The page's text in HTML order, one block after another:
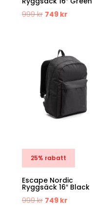
999kr Det
999 kr.
749 krDet
749 kr.
25% rabatt
Escape Nordic
Ryggsäck 16″ Black
999kr Det
749 krDet